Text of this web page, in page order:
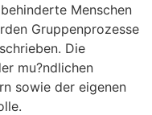
Menschen
Gruppenprozesse
Die
mu?ndlichen
sowie der eigenen